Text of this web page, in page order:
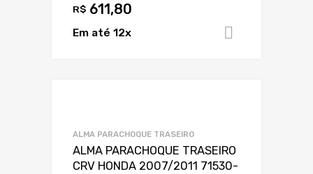
R$ 611,80
Em até 12x
ALMA PARACHOQUE TRASEIRO
ALMA PARACHOQUE TRASEIRO
CRV HONDA 2007/2011 71530-